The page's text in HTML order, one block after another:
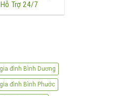
Trợ 24/7
đình Bình Dương
đình Bình Phước